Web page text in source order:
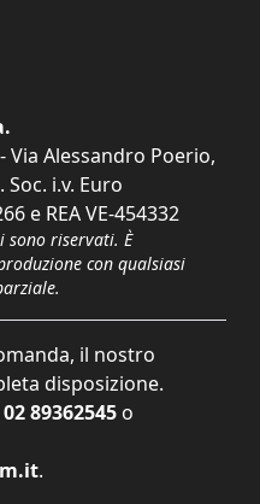
Via Alessandro Poerio,
Soc. i.v. Euro
e REA VE-454332
riservati. È
con qualsiasi
il nostro
disposizione.
02 89362545 o
.